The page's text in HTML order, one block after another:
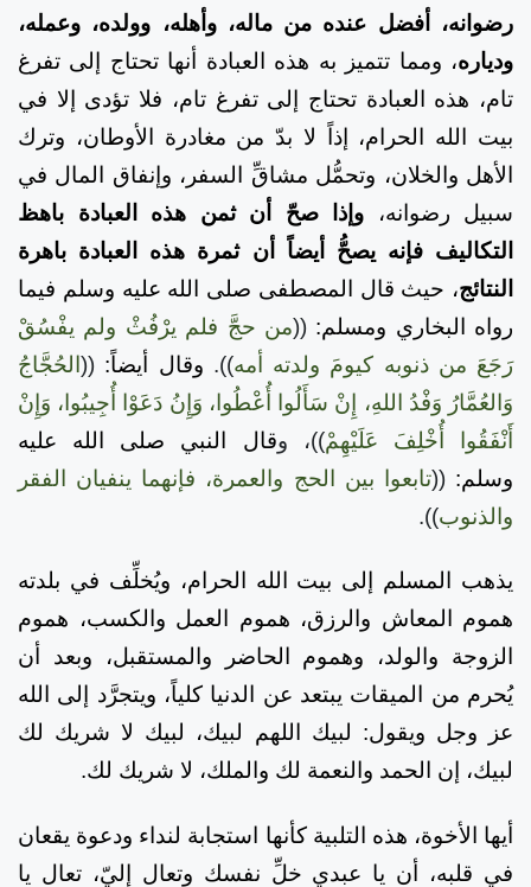
رضوانه، أفضل عنده من ماله، وأهله، وولده، وعمله،
ودياره، ومما تتميز به هذه العبادة أنها تحتاج إلى تفرغ
تام، هذه العبادة تحتاج إلى تفرغ تام، فلا تؤدى إلا في
بيت الله الحرام، إذاً لا بدّ من مغادرة الأوطان، وترك
الأهل والخلان، وتحمُّل مشاقِّ السفر، وإنفاق المال في
سبيل رضوانه، وإذا صحّ أن ثمن هذه العبادة باهظ
التكاليف فإنه يصحُّ أيضاً أن ثمرة هذه العبادة باهرة
النتائج، حيث قال المصطفى صلى الله عليه وسلم فيما
رواه البخاري ومسلم:((من حجَّ فلم يرْفُثْ ولم يفْسُقْ
رَجَعَ من ذنوبه كيومَ ولدته أمه)). وقال أيضاً: (( الحُجَّاجُ
وَالعُمَّارُ وَفْدُ اللهِ، إِنْ سَأَلُوا أُعْطُوا، وَإِنُ دَعَوْا أُجِيبُوا، وَإِنْ
أَنْفَقُوا أُخْلِفَ عَلَيْهِمْ))، وقال النبي صلى الله عليه
وسلم:((تابعوا بين الحج والعمرة، فإنهما ينفيان الفقر
والذنوب)).
يذهب المسلم إلى بيت الله الحرام، ويُخلِّف في بلدته
هموم المعاش والرزق، هموم العمل والكسب، هموم
الزوجة والولد، وهموم الحاضر والمستقبل، وبعد أن
يُحرم من الميقات يبتعد عن الدنيا كلياً، ويتجرَّد إلى الله
عز وجل ويقول: لبيك اللهم لبيك، لبيك لا شريك لك
لبيك، إن الحمد والنعمة لك والملك، لا شريك لك.
أيها الأخوة، هذه التلبية كأنها استجابة لنداء ودعوة يقعان
في قلبه، أن يا عبدي خلِّ نفسك وتعال إليّ، تعال يا